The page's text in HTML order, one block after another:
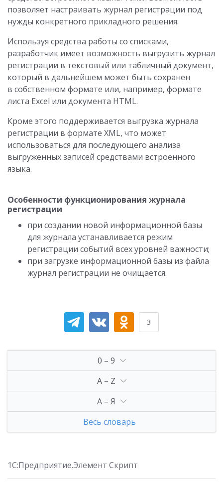
позволяет настраивать журнал регистрации под
нужды конкретного прикладного решения.
Используя средства работы со списками,
разработчик имеет возможность выгрузить журнал
регистрации в текстовый или табличный документ,
который в дальнейшем может быть сохранен
в собственном формате или, например, формате
листа Excel или документа HTML.
Кроме этого поддерживается выгрузка журнала
регистрации в формате XML, что может
использоваться для последующего анализа
выгруженных записей средствами встроенного
языка.
Особенности функционирования журнала
регистрации
при создании новой информационной базы
для журнала устанавливается режим
регистрации событий всех уровней важности;
при загрузке информационной базы из файла
журнал регистрации не очищается.
3
0 – 9
A – Z
А – Я
Весь словарь
1C:Предприятие.Элемент Скрипт